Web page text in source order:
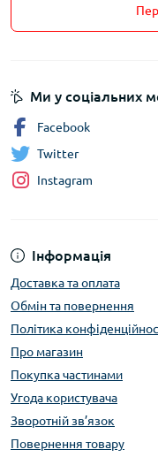
Інформація
Доставка та оплата
Обмін та повернення
Політика
Про магазин
Покупка частинами
Угода користувача
Зворотній зв’язок
Повернення товару
Ми у соціальних
Facebook
Twitter
Instagram